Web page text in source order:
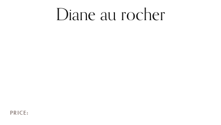
Diane au rocher
PRICE